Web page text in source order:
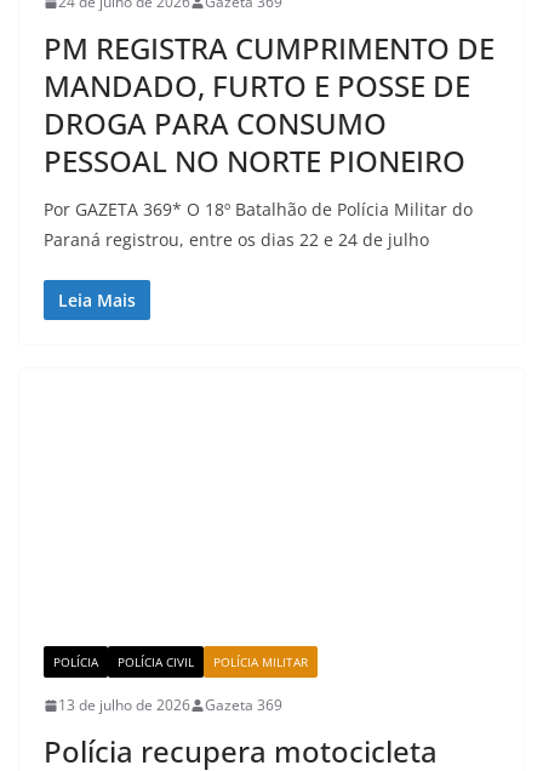
PM REGISTRA CUMPRIMENTO DE
MANDADO, FURTO E POSSE DE
DROGA PARA CONSUMO
PESSOAL NO NORTE PIONEIRO
Por GAZETA 369* O 18º Batalhão de Polícia Militar do
Paraná registrou, entre os dias 22 e 24 de julho
Leia Mais
POLÍCIA POLÍCIA CIVIL POLÍCIA MILITAR
13 de julho de 2026 Gazeta 369
Polícia recupera motocicleta